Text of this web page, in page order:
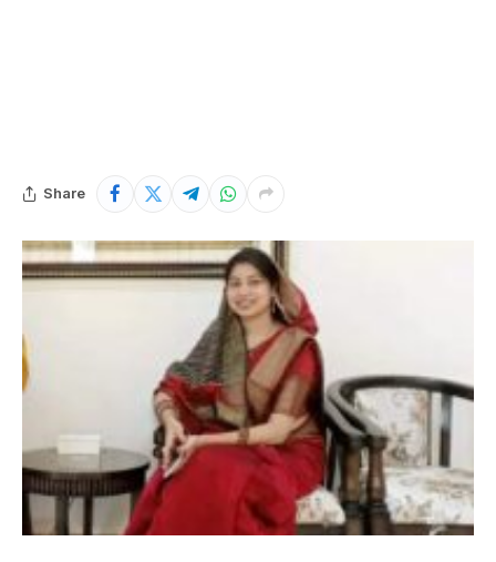
Share